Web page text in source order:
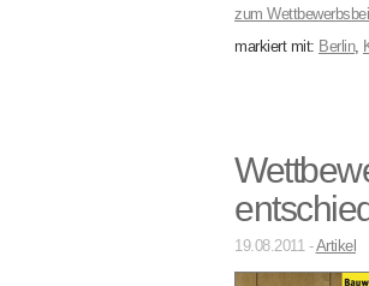
zum
markiert mit: Berlin,
19.08.2011 -Artikel